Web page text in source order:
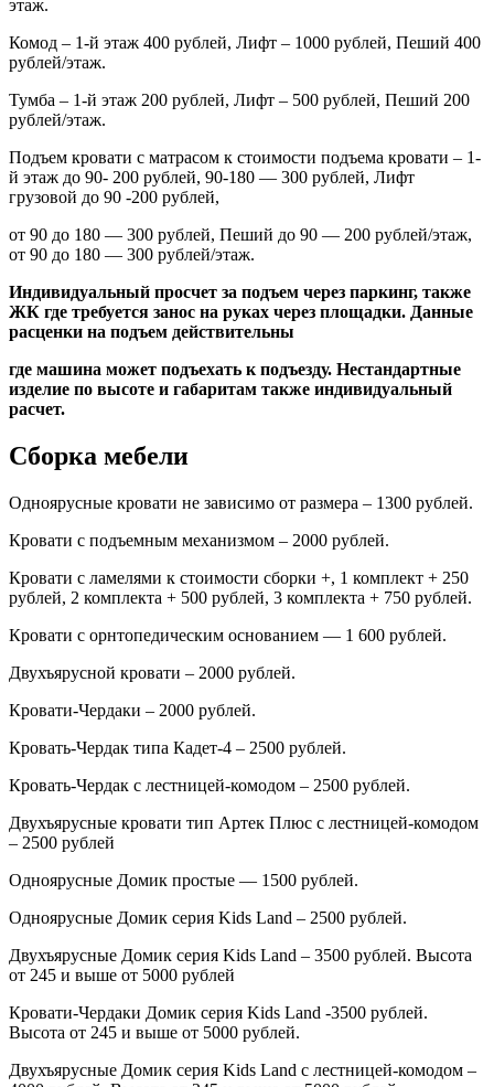
этаж.
Комод – 1-й этаж 400 рублей, Лифт – 1000 рублей, Пеший 400
рублей/этаж.
Тумба – 1-й этаж 200 рублей, Лифт – 500 рублей, Пеший 200
рублей/этаж.
Подъем кровати с матрасом к стоимости подъема кровати – 1-
й этаж до 90- 200 рублей, 90-180 — 300 рублей, Лифт
грузовой до 90 -200 рублей,
от 90 до 180 — 300 рублей, Пеший до 90 — 200 рублей/этаж,
от 90 до 180 — 300 рублей/этаж.
Индивидуальный просчет за подъем через паркинг, также
ЖК где требуется занос на руках через площадки. Данные
расценки на подъем действительны
где машина может подъехать к подъезду. Нестандартные
изделие по высоте и габаритам также индивидуальный
расчет.
Сборка мебели
Одноярусные кровати не зависимо от размера – 1300 рублей.
Кровати с подъемным механизмом – 2000 рублей.
Кровати с ламелями к стоимости сборки +, 1 комплект + 250
рублей, 2 комплекта + 500 рублей, 3 комплекта + 750 рублей.
Кровати с орнтопедическим основанием — 1 600 рублей.
Двухъярусной кровати – 2000 рублей.
Кровати-Чердаки – 2000 рублей.
Кровать-Чердак типа Кадет-4 – 2500 рублей.
Кровать-Чердак с лестницей-комодом – 2500 рублей.
Двухъярусные кровати тип Артек Плюс с лестницей-комодом
– 2500 рублей
Одноярусные Домик простые — 1500 рублей.
Одноярусные Домик серия Kids Land – 2500 рублей.
Двухъярусные Домик серия Kids Land – 3500 рублей. Высота
от 245 и выше от 5000 рублей
Кровати-Чердаки Домик серия Kids Land -3500 рублей.
Высота от 245 и выше от 5000 рублей.
Двухъярусные Домик серия Kids Land с лестницей-комодом –